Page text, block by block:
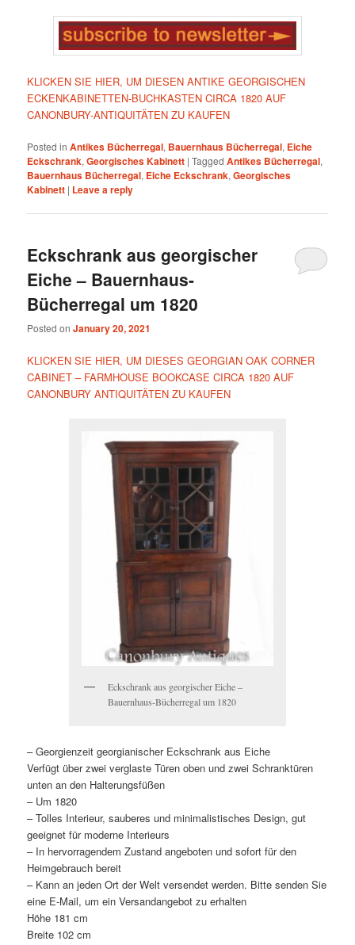
KLICKEN SIE HIER, UM DIESEN ANTIKE GEORGISCHEN
ECKENKABINETTEN-BUCHKASTEN CIRCA 1820 AUF
CANONBURY-ANTIQUITÄTEN ZU KAUFEN
Posted in Antikes Bücherregal, Bauernhaus Bücherregal, Eiche
Eckschrank,Georgisches Kabinett |Tagged Antikes Bücherregal,
Bauernhaus Bücherregal, Eiche Eckschrank,Georgisches
Kabinett | Leave a reply
Eckschrank aus georgischer
Eiche – Bauernhaus-
Bücherregal um 1820
Posted onJanuary 20, 2021
KLICKEN SIE HIER, UM DIESES GEORGIAN OAK CORNER
CABINET – FARMHOUSE BOOKCASE CIRCA 1820 AUF
CANONBURY ANTIQUITÄTEN ZU KAUFEN
Eckschrank aus georgischer Eiche –
Bauernhaus-Bücherregal um 1820
– Georgienzeit georgianischer Eckschrank aus Eiche
Verfügt über zwei verglaste Türen oben und zwei Schranktüren
unten an den Halterungsfüßen
– Um 1820
– Tolles Interieur, sauberes und minimalistisches Design, gut
geeignet für moderne Interieurs
– In hervorragendem Zustand angeboten und sofort für den
Heimgebrauch bereit
– Kann an jeden Ort der Welt versendet werden. Bitte senden Sie
eine E-Mail, um ein Versandangebot zu erhalten
Höhe 181 cm
Breite 102 cm